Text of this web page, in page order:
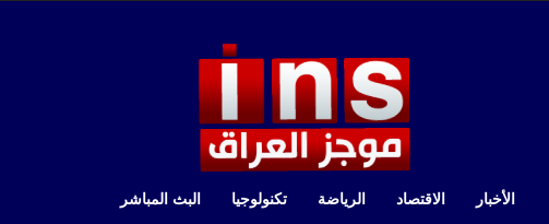
الأخبار الاقتصاد الرياضة تكنولوجيا البث المباشر